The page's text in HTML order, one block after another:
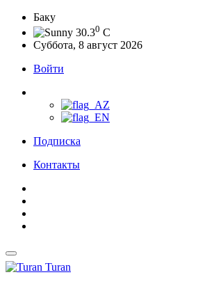
Баку
30.30 C
Суббота, 8 август 2026
Войти
Подписка
Контакты
Turan